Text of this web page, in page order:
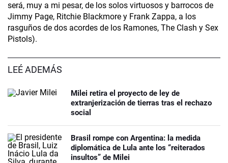
será, muy a mi pesar, de los solos virtuosos y barrocos de
Jimmy Page, Ritchie Blackmore y Frank Zappa, a los
rasguños de dos acordes de los Ramones, The Clash y Sex
Pistols).
LEÉ ADEMÁS
Milei retira el proyecto de ley de
extranjerización de tierras tras el rechazo
social
Brasil rompe con Argentina: la medida
diplomática de Lula ante los “reiterados
insultos” de Milei